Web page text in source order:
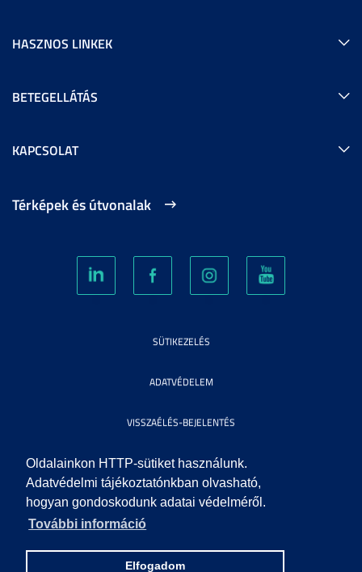
Oldalainkon HTTP-sütiket használunk.
Adatvédelmi tájékoztatónkban olvasható,
hogyan gondoskodunk adatai védelméről.
További információ
Elfogadom
HASZNOS LINKEK
BETEGELLÁTÁS
KAPCSOLAT
Térképek és útvonalak
SÜTIKEZELÉS
ADATVÉDELEM
VISSZAÉLÉS-BEJELENTÉS
KÖZÉRDEKŰ ADATOK
IMPRESSZUM